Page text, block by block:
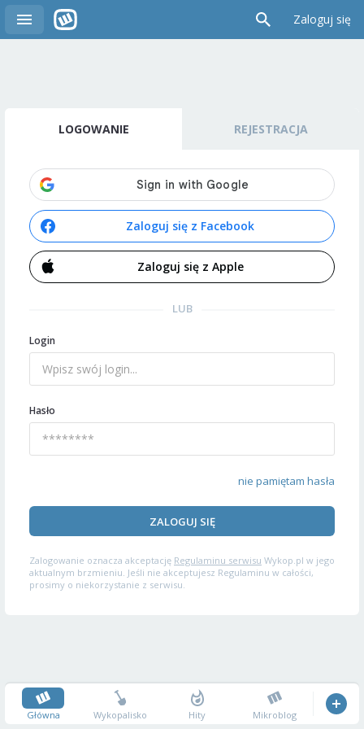
Zaloguj się
LOGOWANIE REJESTRACJA
Zaloguj się z Facebook
Zaloguj się z Apple
LUB
Login
Hasło
nie pamiętam hasła
ZALOGUJ SIĘ
Zalogowanie oznacza akceptację Regulaminu serwisu Wykop.pl w jego
aktualnym brzmieniu. Jeśli nie akceptujesz Regulaminu w całości,
prosimy o niekorzystanie z serwisu.
Główna Wykopalisko Hity Mikroblog